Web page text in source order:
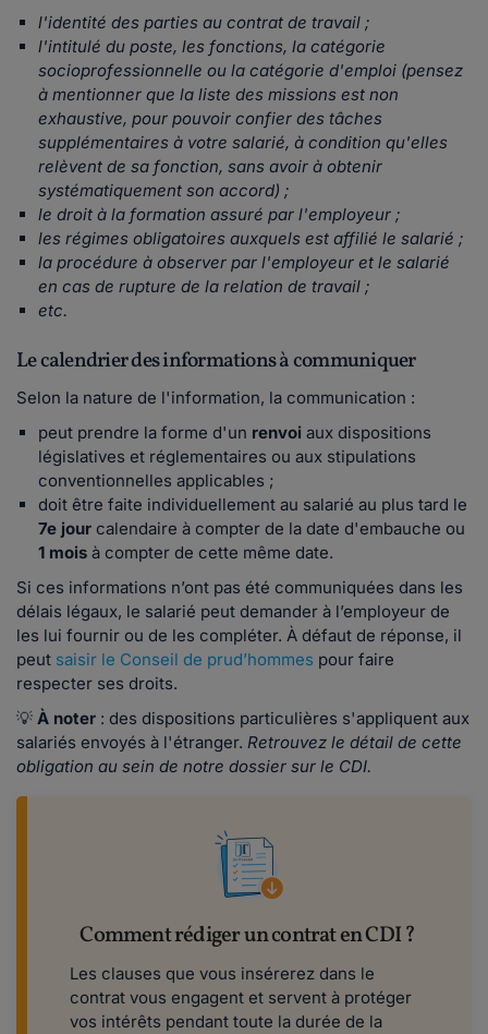
l'identité des parties au contrat de travail ;
l'intitulé du poste, les fonctions, la catégorie
socioprofessionnelle ou la catégorie d'emploi (pensez
à mentionner que la liste des missions est non
exhaustive, pour pouvoir confier des tâches
supplémentaires à votre salarié, à condition qu'elles
relèvent de sa fonction, sans avoir à obtenir
systématiquement son accord) ;
le droit à la formation assuré par l'employeur ;
les régimes obligatoires auxquels est affilié le salarié ;
la procédure à observer par l'employeur et le salarié
en cas de rupture de la relation de travail ;
etc.
Le calendrier des informations à communiquer
Selon la nature de l'information, la communication :
peut prendre la forme d'un renvoi aux dispositions
législatives et réglementaires ou aux stipulations
conventionnelles applicables ;
doit être faite individuellement au salarié au plus tard le
7e jour calendaire à compter de la date d'embauche ou
1 mois à compter de cette même date.
Si ces informations n’ont pas été communiquées dans les
délais légaux, le salarié peut demander à l’employeur de
les lui fournir ou de les compléter. À défaut de réponse, il
peut saisir le Conseil de prud’hommes pour faire
respecter ses droits.
💡 À noter : des dispositions particulières s'appliquent aux
salariés envoyés à l'étranger. Retrouvez le détail de cette
obligation au sein de notre dossier sur le CDI.
Comment rédiger un contrat en CDI ?
Les clauses que vous insérerez dans le
contrat vous engagent et servent à protéger
vos intérêts pendant toute la durée de la